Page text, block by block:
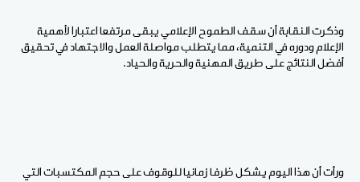
وذكرت النقابة أن سقف الطموح الإعلامي يبقى مرتفعا اعتبارا لأهمية
الإعلام ودوره في التنمية، مما يتطلب مواصلة العمل والاجتهاد في تحقيق
أفضل النتائج على طريق المهنية والحرية والحياد.
ورأت أن هذا اليوم يشكل ظرفا زمانيا للوقوف على حجم المكتسبات التي